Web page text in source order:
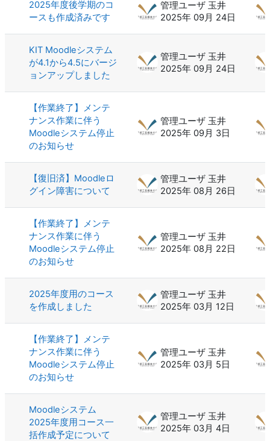
2025年度後学期のコ
ースも作成済みです
管理ユーザ 玉井
2025年 09月 24日
KIT Moodleシステム
が4.1から4.5にバージ
ョンアップしました
管理ユーザ 玉井
2025年 09月 24日
【作業終了】メンテ
ナンス作業に伴う
Moodleシステム停止
のお知らせ
管理ユーザ 玉井
2025年 09月 3日
【復旧済】Moodleロ
グイン障害について
管理ユーザ 玉井
2025年 08月 26日
【作業終了】メンテ
ナンス作業に伴う
Moodleシステム停止
のお知らせ
管理ユーザ 玉井
2025年 08月 22日
2025年度用のコース
を作成しました
管理ユーザ 玉井
2025年 03月 12日
【作業終了】メンテ
ナンス作業に伴う
Moodleシステム停止
のお知らせ
管理ユーザ 玉井
2025年 03月 5日
Moodleシステム
2025年度用コース一
括作成予定について
管理ユーザ 玉井
2025年 03月 4日